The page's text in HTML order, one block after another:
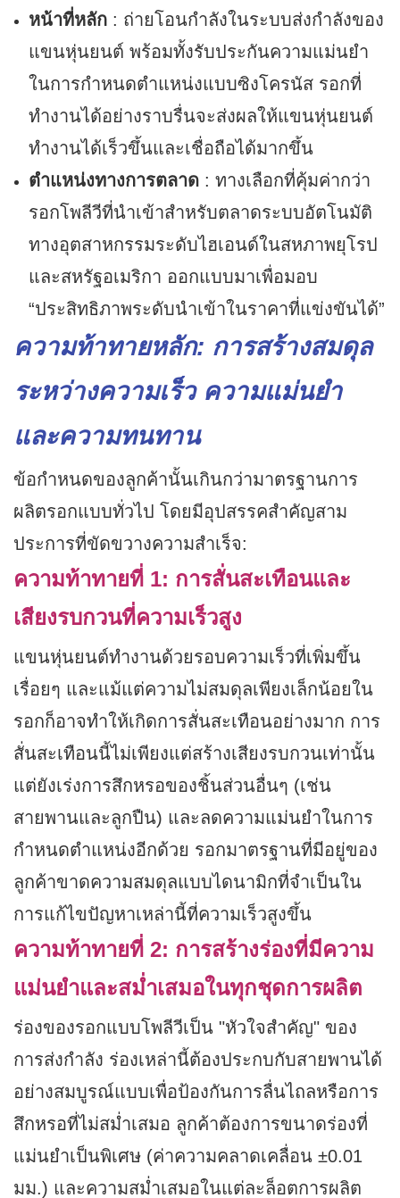
หน้าที่หลัก: ถ่ายโอนกำลังในระบบส่งกำลังของ
แขนหุ่นยนต์ พร้อมทั้งรับประกันความแม่นยำ
ในการกำหนดตำแหน่งแบบซิงโครนัส รอกที่
ทำงานได้อย่างราบรื่นจะส่งผลให้แขนหุ่นยนต์
ทำงานได้เร็วขึ้นและเชื่อถือได้มากขึ้น
ตำแหน่งทางการตลาด: ทางเลือกที่คุ้มค่ากว่า
รอกโพลีวีที่นำเข้าสำหรับตลาดระบบอัตโนมัติ
ทางอุตสาหกรรมระดับไฮเอนด์ในสหภาพยุโรป
และสหรัฐอเมริกา ออกแบบมาเพื่อมอบ
“ประสิทธิภาพระดับนำเข้าในราคาที่แข่งขันได้”
ความท้าทายหลัก: การสร้างสมดุล
ระหว่างความเร็ว ความแม่นยำ
และความทนทาน
ข้อกำหนดของลูกค้านั้นเกินกว่ามาตรฐานการ
ผลิตรอกแบบทั่วไป โดยมีอุปสรรคสำคัญสาม
ประการที่ขัดขวางความสำเร็จ:
ความท้าทายที่ 1: การสั่นสะเทือนและ
เสียงรบกวนที่ความเร็วสูง
แขนหุ่นยนต์ทำงานด้วยรอบความเร็วที่เพิ่มขึ้น
เรื่อยๆ และแม้แต่ความไม่สมดุลเพียงเล็กน้อยใน
รอกก็อาจทำให้เกิดการสั่นสะเทือนอย่างมาก การ
สั่นสะเทือนนี้ไม่เพียงแต่สร้างเสียงรบกวนเท่านั้น
แต่ยังเร่งการสึกหรอของชิ้นส่วนอื่นๆ (เช่น
สายพานและลูกปืน) และลดความแม่นยำในการ
กำหนดตำแหน่งอีกด้วย รอกมาตรฐานที่มีอยู่ของ
ลูกค้าขาดความสมดุลแบบไดนามิกที่จำเป็นใน
การแก้ไขปัญหาเหล่านี้ที่ความเร็วสูงขึ้น
ความท้าทายที่ 2: การสร้างร่องที่มีความ
แม่นยำและสม่ำเสมอในทุกชุดการผลิต
ร่องของรอกแบบโพลีวีเป็น "หัวใจสำคัญ" ของ
การส่งกำลัง ร่องเหล่านี้ต้องประกบกับสายพานได้
อย่างสมบูรณ์แบบเพื่อป้องกันการลื่นไถลหรือการ
สึกหรอที่ไม่สม่ำเสมอ ลูกค้าต้องการขนาดร่องที่
แม่นยำเป็นพิเศษ (ค่าความคลาดเคลื่อน ±0.01
มม.) และความสม่ำเสมอในแต่ละล็อตการผลิต